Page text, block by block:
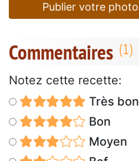
Publier votre
Commentaires
Notez cette recette:
Très
Bon
Moyen